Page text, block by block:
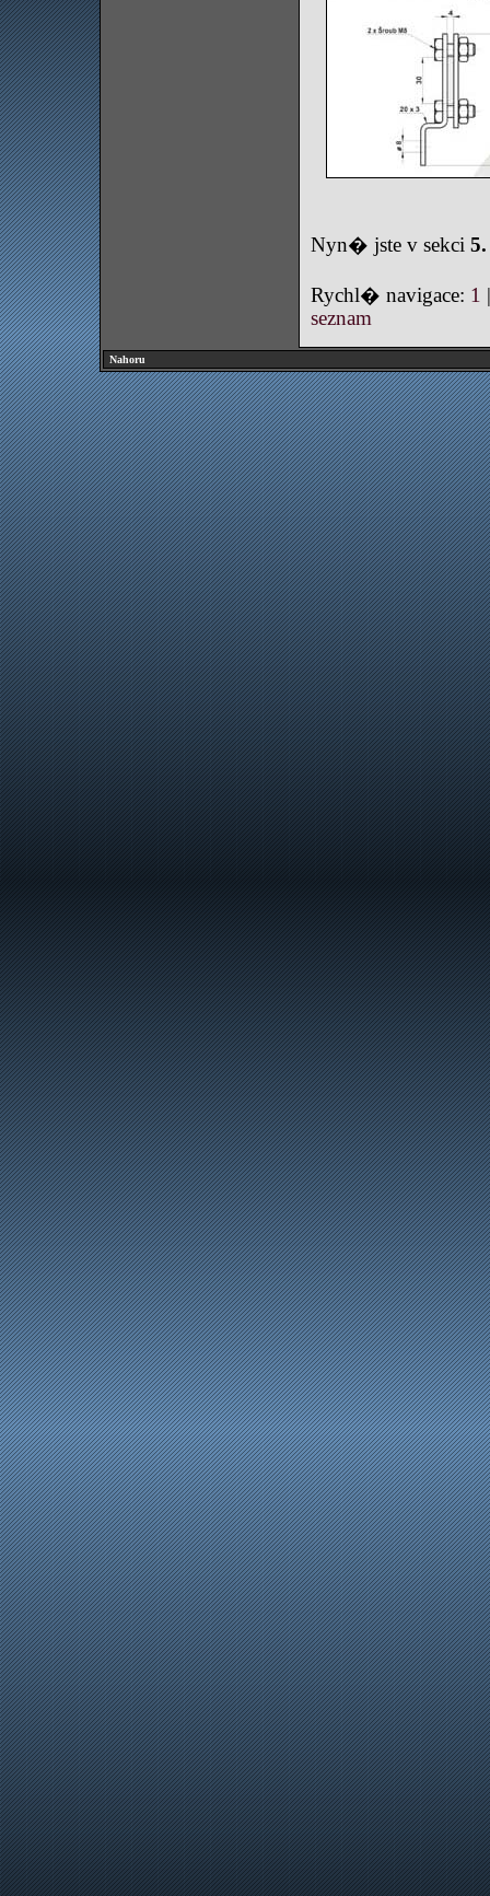
Nyn� jste v sekci
Rychl� navigace: 1
seznam
Nahoru